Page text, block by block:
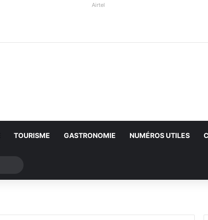
Airtel
TOURISME GASTRONOMIE NUMÉROS UTILES